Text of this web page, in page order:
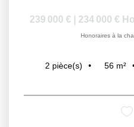
239 000 € 234 000 €
Honoraires à la
2 pièce(s) 56 m²